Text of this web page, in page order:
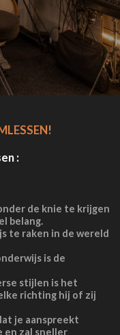
:
de knie te krijgen
belang.
te raken in de wereld
is de
stijlen is het
richting hij of zij
je aanspreekt
en zal sneller